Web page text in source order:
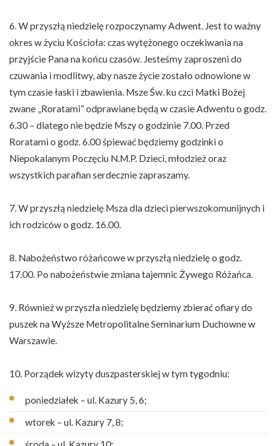
6. W przyszłą niedzielę rozpoczynamy Adwent. Jest to ważny
okres w życiu Kościoła: czas wytężonego oczekiwania na
przyjście Pana na końcu czasów. Jesteśmy zaproszeni do
czuwania i modlitwy, aby nasze życie zostało odnowione w
tym czasie łaski i zbawienia. Msze Św. ku czci Matki Bożej
zwane „Roratami” odprawiane będą w czasie Adwentu o godz.
6.30 – dlatego nie będzie Mszy o godzinie 7.00. Przed
Roratami o godz. 6.00 śpiewać będziemy godzinki o
Niepokalanym Poczęciu N.M.P. Dzieci, młodzież oraz
wszystkich parafian serdecznie zapraszamy.
7. W przyszłą niedzielę Msza dla dzieci pierwszokomunijnych i
ich rodziców o godz. 16.00.
8. Nabożeństwo różańcowe w przyszłą niedzielę o godz.
17.00. Po nabożeństwie zmiana tajemnic Żywego Różańca.
9. Również w przyszła niedzielę będziemy zbierać ofiary do
puszek na Wyższe Metropolitalne Seminarium Duchowne w
Warszawie.
10. Porządek wizyty duszpasterskiej w tym tygodniu:
poniedziałek – ul. Kazury 5, 6;
wtorek – ul. Kazury 7, 8;